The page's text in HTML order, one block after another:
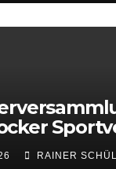
RAINER